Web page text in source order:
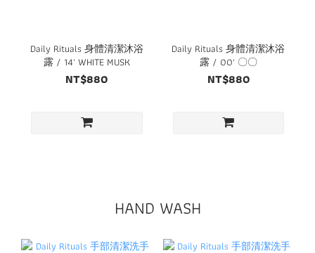
Daily Rituals 身體清潔沐浴
露 / 14' WHITE MUSK
NT$880
Daily Rituals 身體清潔沐浴
露 / 00' 〇〇
NT$880
HAND WASH